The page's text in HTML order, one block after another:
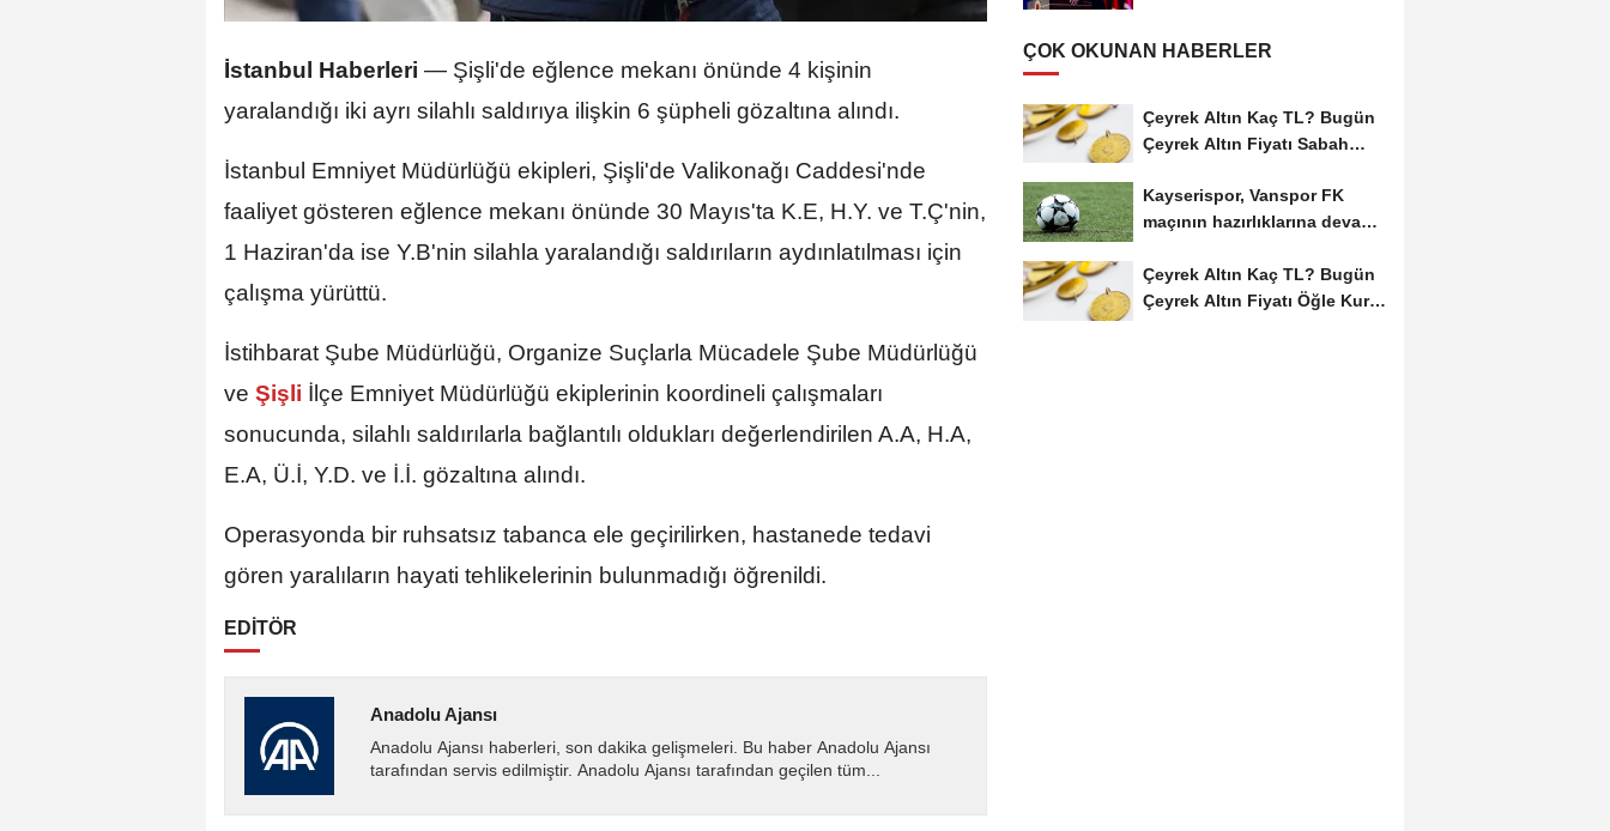
İstanbul Haberleri — Şişli'de eğlence mekanı önünde 4 kişinin
yaralandığı iki ayrı silahlı saldırıya ilişkin 6 şüpheli gözaltına alındı.
İstanbul Emniyet Müdürlüğü ekipleri, Şişli'de Valikonağı Caddesi'nde
faaliyet gösteren eğlence mekanı önünde 30 Mayıs'ta K.E, H.Y. ve T.Ç'nin,
1 Haziran'da ise Y.B'nin silahla yaralandığı saldırıların aydınlatılması için
çalışma yürüttü.
İstihbarat Şube Müdürlüğü, Organize Suçlarla Mücadele Şube Müdürlüğü
ve Şişli İlçe Emniyet Müdürlüğü ekiplerinin koordineli çalışmaları
sonucunda, silahlı saldırılarla bağlantılı oldukları değerlendirilen A.A, H.A,
E.A, Ü.İ, Y.D. ve İ.İ. gözaltına alındı.
Operasyonda bir ruhsatsız tabanca ele geçirilirken, hastanede tedavi
gören yaralıların hayati tehlikelerinin bulunmadığı öğrenildi.
EDİTÖR
Anadolu Ajansı
Anadolu Ajansı haberleri, son dakika gelişmeleri. Bu haber Anadolu Ajansı
tarafından servis edilmiştir. Anadolu Ajansı tarafından geçilen tüm...
ÇOK OKUNAN HABERLER
Çeyrek Altın Kaç TL? Bugün
Çeyrek Altın Fiyatı Sabah
Kayserispor, Vanspor FK
maçının hazırlıklarına devam
Çeyrek Altın Kaç TL? Bugün
Çeyrek Altın Fiyatı Öğle Kuru